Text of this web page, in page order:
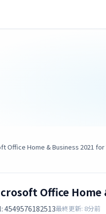
Office Home & Business 2021 for
Office Home
4549576182513最終更新: 8分前